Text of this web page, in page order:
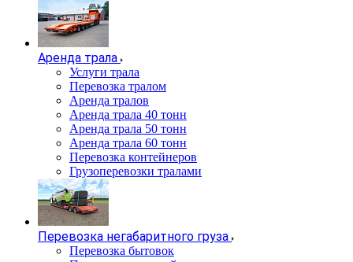
Аренда трала
Услуги трала
Перевозка тралом
Аренда тралов
Аренда трала 40 тонн
Аренда трала 50 тонн
Аренда трала 60 тонн
Перевозка контейнеров
Грузоперевозки тралами
Перевозка негабаритного груза
Перевозка бытовок